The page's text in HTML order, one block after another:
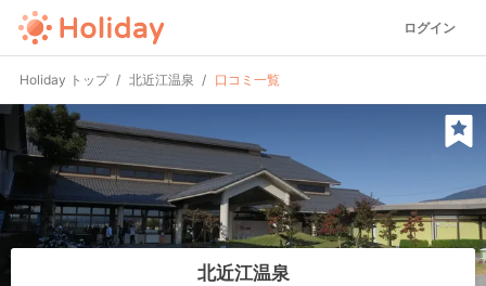
ログイン
Holiday トップ 北近江温泉 口コミ一覧
北近江温泉